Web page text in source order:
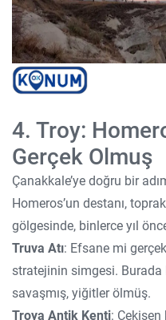
4. Troy:
Gerçek Olmuş
Çanakkale’ye doğru bir
Homeros’un destanı,
gölgesinde, binlerce yıl
Truva Atı: Efsane mi
stratejinin simgesi.
savaşmış, yiğitler ölmüş.
Troya Antik Kenti: